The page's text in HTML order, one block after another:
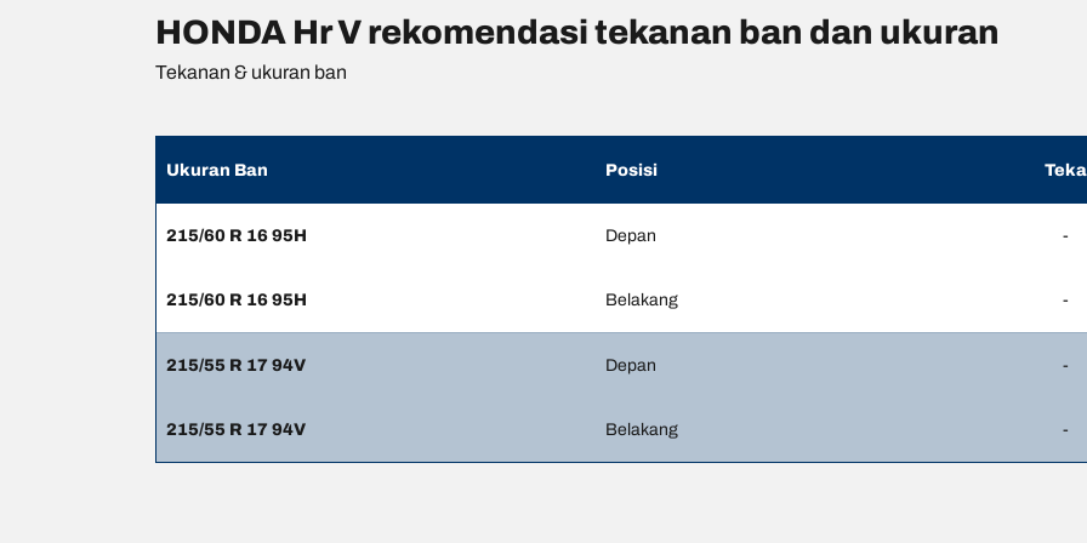
HONDA Hr V rekomendasi tekanan ban dan ukuran
Tekanan & ukuran ban
Ukuran Ban Posisi
215/60 R 16 95H Depan -
215/60 R 16 95H Belakang -
215/55 R 17 94V Depan -
215/55 R 17 94V Belakang -